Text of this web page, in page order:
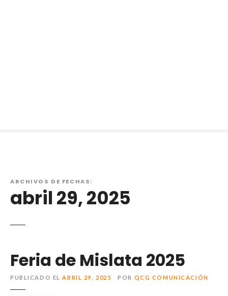
ARCHIVOS DE FECHAS:
abril 29, 2025
Feria de Mislata 2025
PUBLICADO EL ABRIL 29, 2025 POR QCG COMUNICACIÓN